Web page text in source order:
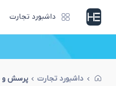
داشبورد تجارت
داشبورد تجارت پرسش و